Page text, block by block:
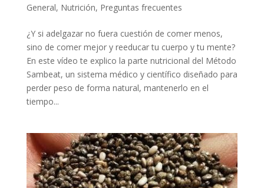
General, Nutrición, Preguntas frecuentes
¿Y si adelgazar no fuera cuestión de comer menos,
sino de comer mejor y reeducar tu cuerpo y tu mente?
En este vídeo te explico la parte nutricional del Método
Sambeat, un sistema médico y científico diseñado para
perder peso de forma natural, mantenerlo en el
tiempo...